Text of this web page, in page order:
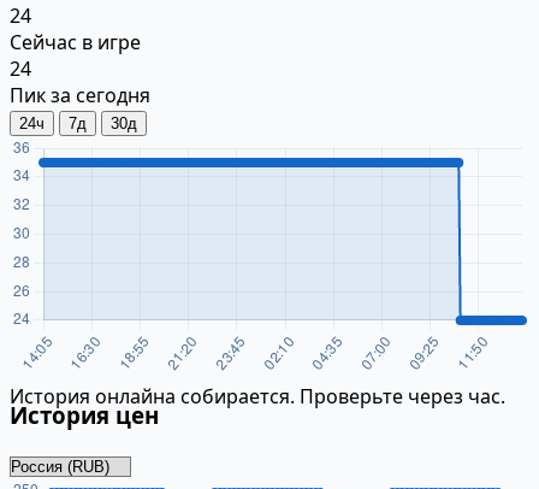
24
Сейчас в игре
24
Пик за сегодня
24ч 7д 30д
История онлайна собирается. Проверьте через час.
История цен